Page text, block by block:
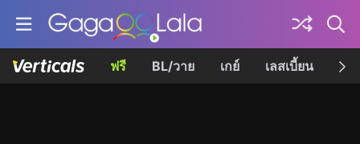
ฟรี BL/วาย เกย์ เลสเบี้ยน เค